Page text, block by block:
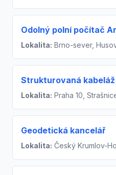
Odolný polní počítač
Lokalita: Brno-sever,
Strukturovaná kabeláž
Lokalita: Praha 10,
Geodetická kancelář
Lokalita: Český Krumlov-